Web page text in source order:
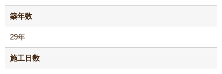
築年数
29年
施工日数